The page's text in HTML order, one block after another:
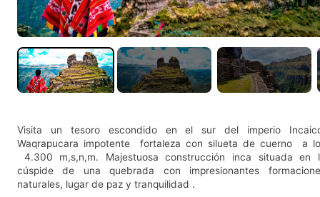
Visita un tesoro escondido en el sur del imperio
Waqrapucara impotente fortaleza con silueta de cuerno a
4.300 m,s,n,m. Majestuosa construcción inca situada en
cúspide de una quebrada con impresionantes
naturales, lugar de paz y tranquilidad .